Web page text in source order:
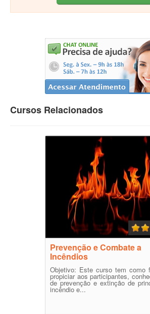
Cursos Relacionados
Prevenção e Combate a
Incêndios
Objetivo: Este curso tem como
propiciar aos participantes,
de prevenção e extinção de
incêndio e...